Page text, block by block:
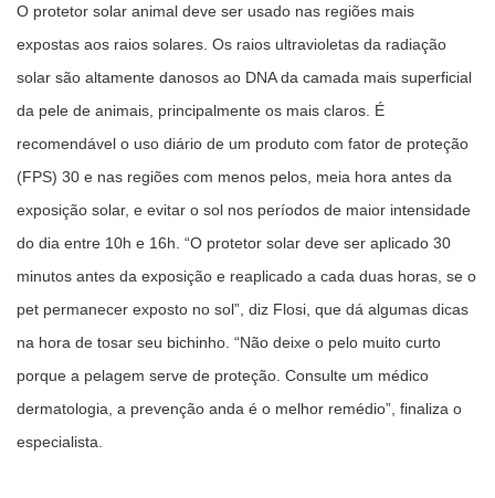
O protetor solar animal deve ser usado nas regiões mais
expostas aos raios solares. Os raios ultravioletas da radiação
solar são altamente danosos ao DNA da camada mais superficial
da pele de animais, principalmente os mais claros. É
recomendável o uso diário de um produto com fator de proteção
(FPS) 30 e nas regiões com menos pelos, meia hora antes da
exposição solar, e evitar o sol nos períodos de maior intensidade
do dia entre 10h e 16h. “O protetor solar deve ser aplicado 30
minutos antes da exposição e reaplicado a cada duas horas, se o
pet permanecer exposto no sol”, diz Flosi, que dá algumas dicas
na hora de tosar seu bichinho. “Não deixe o pelo muito curto
porque a pelagem serve de proteção. Consulte um médico
dermatologia, a prevenção anda é o melhor remédio”, finaliza o
especialista.